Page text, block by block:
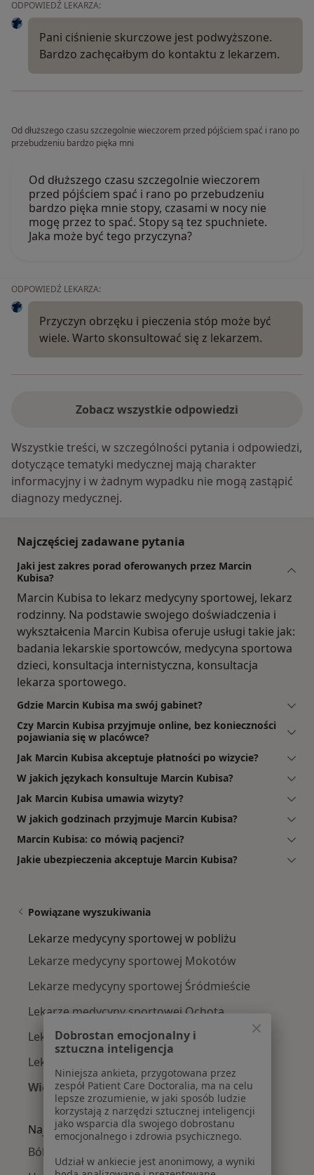
ODPOWIEDŹ LEKARZA:
Pani ciśnienie skurczowe jest podwyższone.
Bardzo zachęcałbym do kontaktu z lekarzem.
Od dłuższego czasu szczegolnie wieczorem przed pójściem spać i rano po
przebudzeniu bardzo pięka mni
Od dłuższego czasu szczegolnie wieczorem
przed pójściem spać i rano po przebudzeniu
bardzo pięka mnie stopy, czasami w nocy nie
mogę przez to spać. Stopy są tez spuchniete.
Jaka może być tego przyczyna?
ODPOWIEDŹ LEKARZA:
Przyczyn obrzęku i pieczenia stóp może być
wiele. Warto skonsultować się z lekarzem.
Zobacz wszystkie odpowiedzi
Wszystkie treści, w szczególności pytania i odpowiedzi,
dotyczące tematyki medycznej mają charakter
informacyjny i w żadnym wypadku nie mogą zastąpić
diagnozy medycznej.
Najczęściej zadawane pytania
Jaki jest zakres porad oferowanych przez Marcin
Kubisa?
Marcin Kubisa to lekarz medycyny sportowej, lekarz
rodzinny. Na podstawie swojego doświadczenia i
wykształcenia Marcin Kubisa oferuje usługi takie jak:
badania lekarskie sportowców, medycyna sportowa
dzieci, konsultacja internistyczna, konsultacja
lekarza sportowego.
Gdzie Marcin Kubisa ma swój gabinet?
Czy Marcin Kubisa przyjmuje online, bez konieczności
pojawiania się w placówce?
Jak Marcin Kubisa akceptuje płatności po wizycie?
W jakich językach konsultuje Marcin Kubisa?
Jak Marcin Kubisa umawia wizyty?
W jakich godzinach przyjmuje Marcin Kubisa?
Marcin Kubisa: co mówią pacjenci?
Jakie ubezpieczenia akceptuje Marcin Kubisa?
Powiązane wyszukiwania
Lekarze medycyny sportowej w pobliżu
Lekarze medycyny sportowej Mokotów
Lekarze medycyny sportowej Śródmieście
Lekarze medycyny sportowej Ochota
Lekarze medycyny sportowej Bielany
Lekarze medycyny sportowej Wola
Więcej (11)
Więcej w kategorii: Lekarze medycyny
Najczęście leczone choroby
Ból kolana w Warszawie
Dobrostan emocjonalny i
sztuczna inteligencja
Niniejsza ankieta, przygotowana przez
zespół Patient Care Doctoralia, ma na celu
lepsze zrozumienie, w jaki sposób ludzie
korzystają z narzędzi sztucznej inteligencji
jako wsparcia dla swojego dobrostanu
emocjonalnego i zdrowia psychicznego.
Udział w ankiecie jest anonimowy, a wyniki